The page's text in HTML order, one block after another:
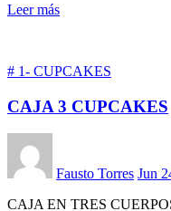
Leer más
# 1- CUPCAKES
CAJA 3 CUPCAKES
Fausto Torres Jun
CAJA EN TRES